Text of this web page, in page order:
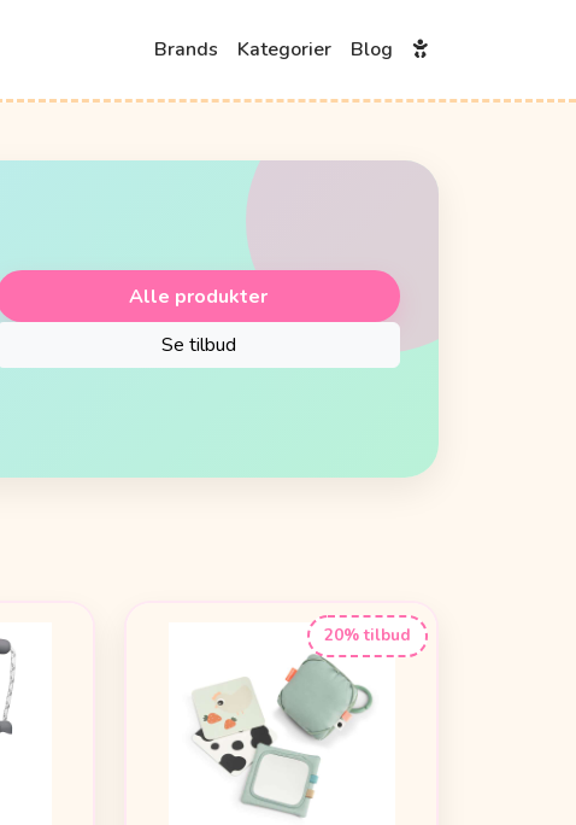
Brands Kategorier Blog
Alle produkter
Se tilbud
20% tilbud